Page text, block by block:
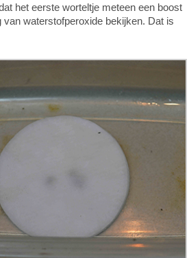
het eerste worteltje meteen een boost
waterstofperoxide bekijken. Dat is